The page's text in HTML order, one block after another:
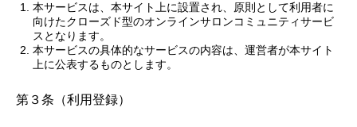
本サービスは、本サイト上に設置され、原則として利用者に
向けたクローズド型のオンラインサロンコミュニティサービ
スとなります。
本サービスの具体的なサービスの内容は、運営者が本サイト
上に公表するものとします。
第３条（利用登録）